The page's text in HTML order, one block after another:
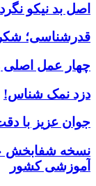
اصل بد نیکو
قدرشناسی؛
چهار عمل اصلی
دزد نمک شناس!
جوان عزیز با
نسخه شفابخش
آموزشی کشور